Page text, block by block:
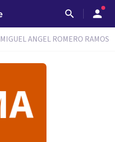
MIGUEL ANGEL ROMERO RAMOS